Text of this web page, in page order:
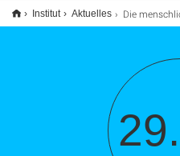
Institut Aktuelles Die menschliche Seite der Flugsicherheit: Stress, Übermüdung und